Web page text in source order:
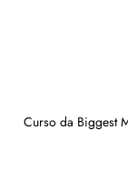
Curso da Biggest